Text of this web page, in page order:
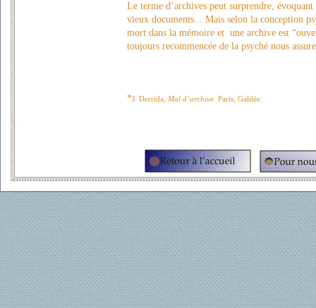
Le terme d’archives peut surprendre,
vieux documents... Mais selon la conception
mort dans la mémoire et une archive est
toujours recommencée de la psyché nous
*J. Derrida, Mal d’archive. Paris, Galilée.